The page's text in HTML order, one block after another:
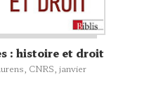
: histoire et droit
CNRS, janvier